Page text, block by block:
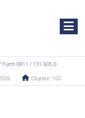
0911 / 131 605 0
Objekte: 102